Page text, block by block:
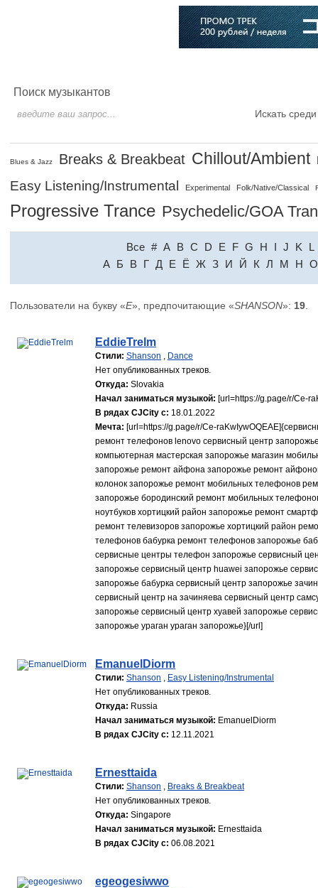
Поиск музыкантов
Искать
Blues & Jazz Breaks & Breakbeat Chillout/Ambient
Easy Listening/Instrumental Experimental Folk/Native/Classical
Progressive Trance Psychedelic/GOA
Все # A B C D E F G H I J K
L
A Б В Г Д Е Ё Ж З И Й К Л М Н О
Пользователи на букву «E», предпочитающие «SHANSON»: 19
EddieTrelm
Стили: Shanson , Dance
Нет опубликованных треков.
Откуда: Slovakia
Начал заниматься музыкой: [url=https://g.page/r/Ce-
В рядах CJCity с: 18.01.2022
Мечта: [url=https://g.page/r/Ce-
ремонт телефонов lenovo сервисный центр
компьютерная мастерская запорожье магазин
запорожье ремонт айфона запорожье ремонт
колонок запорожье ремонт мобильных телефонов
запорожье бородинский ремонт мобильных
ноутбуков хортицкий район запорожье ремонт
ремонт телевизоров запорожье хортицкий район
телефонов бабурка ремонт телефонов запорожье
сервисные центры телефон запорожье сервисный
запорожье сервисный центр huawei запорожье
запорожье бабурка сервисный центр запорожье
сервисный центр на зачиняева сервисный центр
запорожье сервисный центр хуавей запорожье
запорожье ураган ураган запорожье}[/url]
EmanuelDiorm
Стили: Shanson , Easy Listening/Instrumental
Нет опубликованных треков.
Откуда: Russia
Начал заниматься музыкой: EmanuelDiorm
В рядах CJCity с: 12.11.2021
Ernesttaida
Стили: Shanson , Breaks & Breakbeat
Нет опубликованных треков.
Откуда: Singapore
Начал заниматься музыкой: Ernesttaida
В рядах CJCity с: 06.08.2021
egeogesiwwo